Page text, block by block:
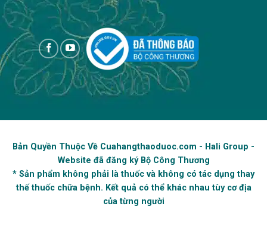
Bản Quyền Thuộc Về Cuahangthaoduoc.com - Hali Group -
Website đã đăng ký Bộ Công Thương
* Sản phẩm không phải là thuốc và không có tác dụng thay
thế thuốc chữa bệnh. Kết quả có thể khác nhau tùy cơ địa
của từng người